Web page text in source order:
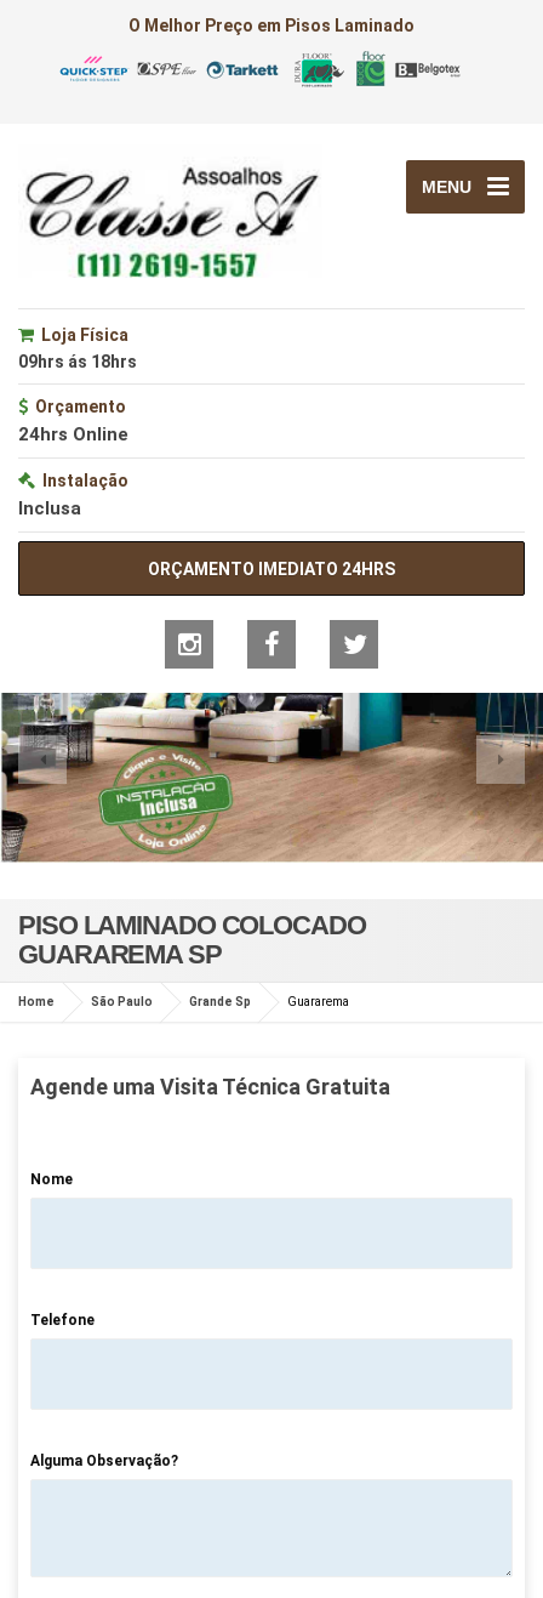
O Melhor Preço em Pisos Laminado
MENU
Loja Física
09hrs ás 18hrs
Orçamento
24hrs Online
Instalação
Inclusa
ORÇAMENTO IMEDIATO 24HRS
PISO LAMINADO COLOCADO
GUARAREMA SP
Home São Paulo Grande Sp Guararema
Agende uma Visita Técnica Gratuita
Nome
Telefone
Alguma Observação?